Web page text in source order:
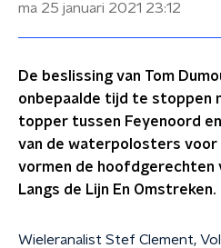
ma 25 januari 2021 23:12
De beslissing van Tom
onbepaalde tijd te stoppen
topper tussen Feyenoord
van de waterpolosters voor
vormen de hoofdgerechten
Langs de Lijn En Omstreken.
Wieleranalist Stef Clement,